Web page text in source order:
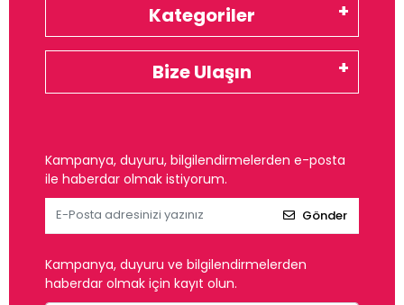
Kategoriler
Bize Ulaşın
Kampanya, duyuru, bilgilendirmelerden e-posta
ile haberdar olmak istiyorum.
Gönder
Kampanya, duyuru ve bilgilendirmelerden
haberdar olmak için kayıt olun.